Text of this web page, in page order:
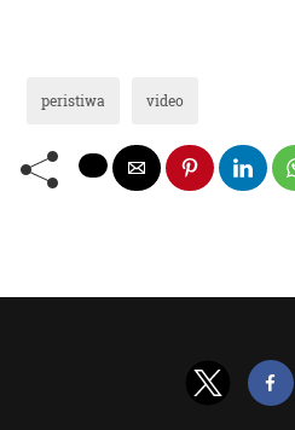
peristiwa video